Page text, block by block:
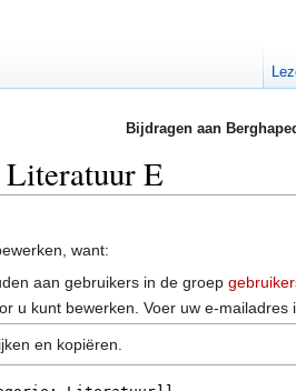
Bijdragen aan
Literatuur E
want:
aan gebruikers in de groep
u kunt bewerken. Voer uw e-
en kopiëren.